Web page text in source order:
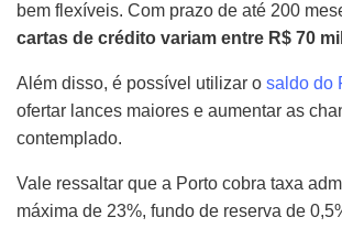
bem flexíveis. Com prazo de até 200
cartas de crédito variam entre R$ 70
Além disso, é possível utilizar o saldo do
ofertar lances maiores e aumentar as
contemplado.
Vale ressaltar que a Porto cobra taxa
máxima de 23%, fundo de reserva de